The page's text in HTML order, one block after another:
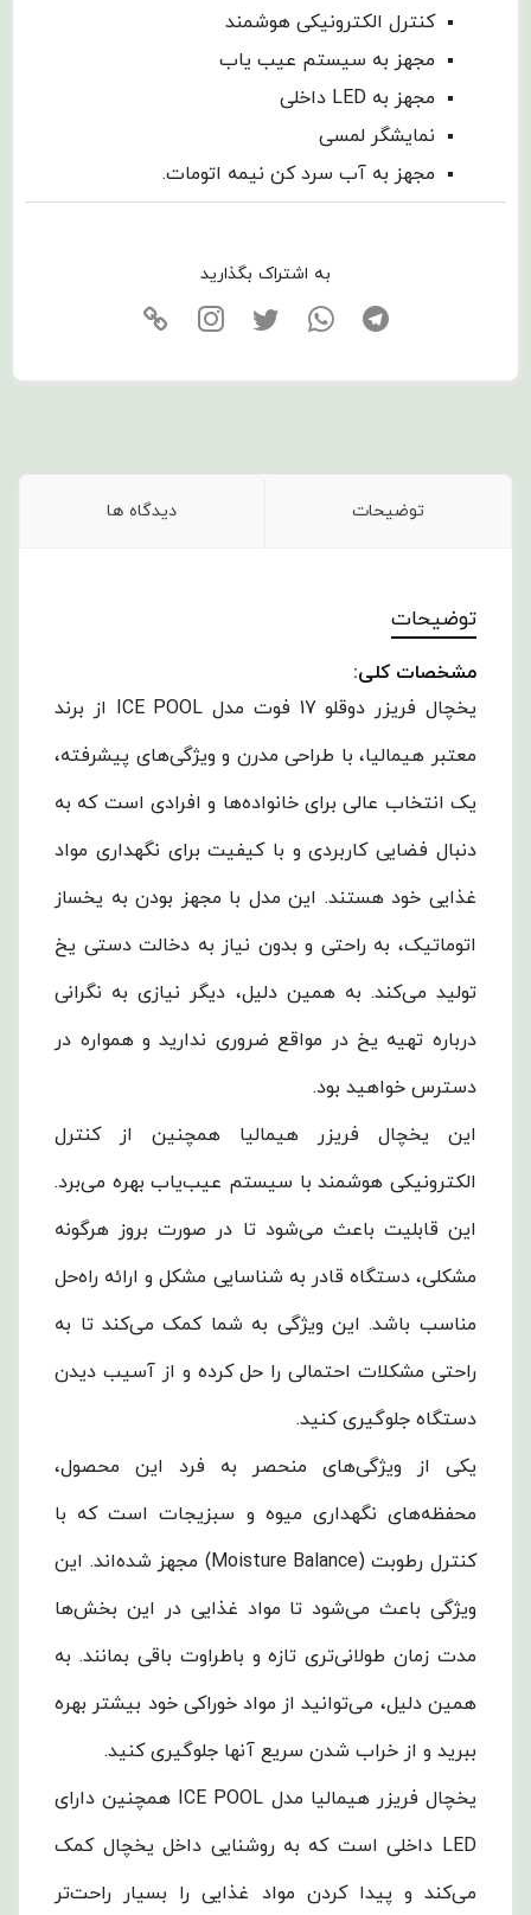
کنترل الکترونیکی هوشمند
مجهز به سیستم عیب یاب
مجهز به LED داخلی
نمایشگر لمسی
مجهز به آب سرد کن نیمه اتومات.
به اشتراک بگذارید
توضیحات دیدگاه ها
توضیحات
مشخصات کلی:
یخچال فریزر دوقلو 17 فوت مدل ICE POOL از برند
معتبر هیمالیا، با طراحی مدرن و ویژگی‌های پیشرفته،
یک انتخاب عالی برای خانواده‌ها و افرادی است که به
دنبال فضایی کاربردی و با کیفیت برای نگهداری مواد
غذایی خود هستند. این مدل با مجهز بودن به یخساز
اتوماتیک، به راحتی و بدون نیاز به دخالت دستی یخ
تولید می‌کند. به همین دلیل، دیگر نیازی به نگرانی
درباره تهیه یخ در مواقع ضروری ندارید و همواره در
دسترس خواهید بود.
این یخچال فریزر هیمالیا همچنین از کنترل
الکترونیکی هوشمند با سیستم عیب‌یاب بهره می‌برد.
این قابلیت باعث می‌شود تا در صورت بروز هرگونه
مشکلی، دستگاه قادر به شناسایی مشکل و ارائه راه‌حل
مناسب باشد. این ویژگی به شما کمک می‌کند تا به
راحتی مشکلات احتمالی را حل کرده و از آسیب دیدن
دستگاه جلوگیری کنید.
یکی از ویژگی‌های منحصر به فرد این محصول،
محفظه‌های نگهداری میوه و سبزیجات است که با
کنترل رطوبت (Moisture Balance) مجهز شده‌اند. این
ویژگی باعث می‌شود تا مواد غذایی در این بخش‌ها
مدت زمان طولانی‌تری تازه و باطراوت باقی بمانند. به
همین دلیل، می‌توانید از مواد خوراکی خود بیشتر بهره
ببرید و از خراب شدن سریع آنها جلوگیری کنید.
یخچال فریزر هیمالیا مدل ICE POOL همچنین دارای
LED داخلی است که به روشنایی داخل یخچال کمک
می‌کند و پیدا کردن مواد غذایی را بسیار راحت‌تر